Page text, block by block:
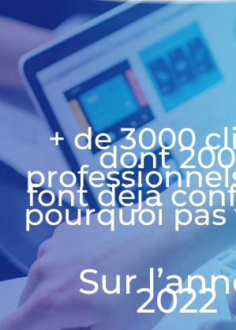
+ de 3000
dont
font déjà
pourquoi pas
Sur2022